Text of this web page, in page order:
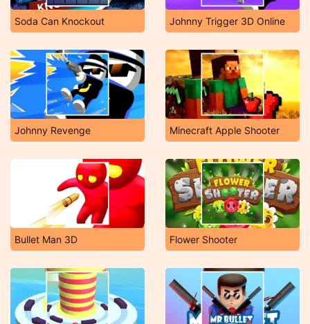
Soda Can Knockout Johnny Trigger 3D Online
Johnny Revenge Minecraft Apple Shooter
Bullet Man 3D Flower Shooter